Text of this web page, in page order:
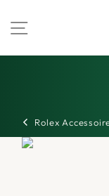
Inhalt
Rolex